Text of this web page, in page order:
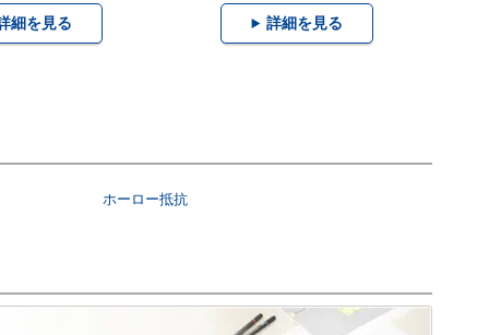
細を見る 詳細を見る
ホーロー抵抗